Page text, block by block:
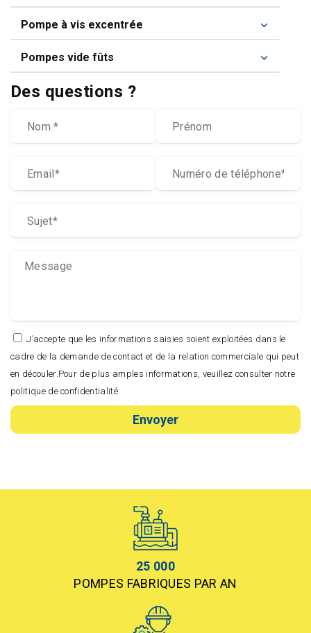
Pompe à vis excentrée
Pompes vide fûts
Des questions ?
J’accepte que les informations saisies soient exploitées dans le
cadre de la demande de contact et de la relation commerciale qui peut
en découler.Pour de plus amples informations, veuillez consulter notre
politique de confidentialité
25 000
POMPES FABRIQUES PAR AN